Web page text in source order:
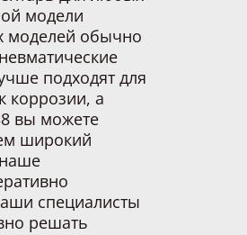
модели
моделей обычно
подходят для
коррозии, а
вы можете
широкий
специалисты
решать